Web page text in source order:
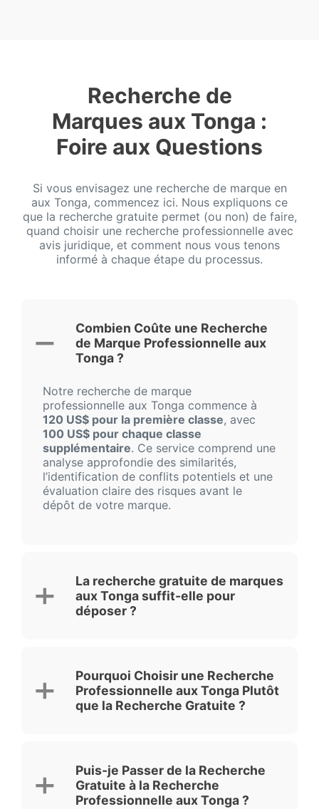
Recherche de
Marques aux Tonga :
Foire aux Questions
Si vous envisagez une recherche de marque en
aux Tonga, commencez ici. Nous expliquons ce
que la recherche gratuite permet (ou non) de faire,
quand choisir une recherche professionnelle avec
avis juridique, et comment nous vous tenons
informé à chaque étape du processus.
Combien Coûte une Recherche
de Marque Professionnelle aux
Tonga ?
Notre recherche de marque
professionnelle aux Tonga commence à
120 US$ pour la première classe, avec
100 US$ pour chaque classe
supplémentaire. Ce service comprend une
analyse approfondie des similarités,
l’identification de conflits potentiels et une
évaluation claire des risques avant le
dépôt de votre marque.
La recherche gratuite de marques
aux Tonga suffit-elle pour
déposer ?
Pourquoi Choisir une Recherche
Professionnelle aux Tonga Plutôt
que la Recherche Gratuite ?
Puis-je Passer de la Recherche
Gratuite à la Recherche
Professionnelle aux Tonga ?